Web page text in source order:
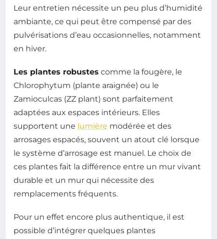
Leur entretien nécessite un peu plus d’humidité
ambiante, ce qui peut être compensé par des
pulvérisations d’eau occasionnelles, notamment
en hiver.
Les plantes robustes comme la fougère, le
Chlorophytum (plante araignée) ou le
Zamioculcas (ZZ plant) sont parfaitement
adaptées aux espaces intérieurs. Elles
supportent une lumière modérée et des
arrosages espacés, souvent un atout clé lorsque
le système d’arrosage est manuel. Le choix de
ces plantes fait la différence entre un mur vivant
durable et un mur qui nécessite des
remplacements fréquents.
Pour un effet encore plus authentique, il est
possible d’intégrer quelques plantes